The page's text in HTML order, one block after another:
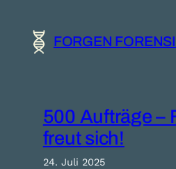
springen
FORGEN
500 Aufträge –
freut sich!
24. Juli 2025